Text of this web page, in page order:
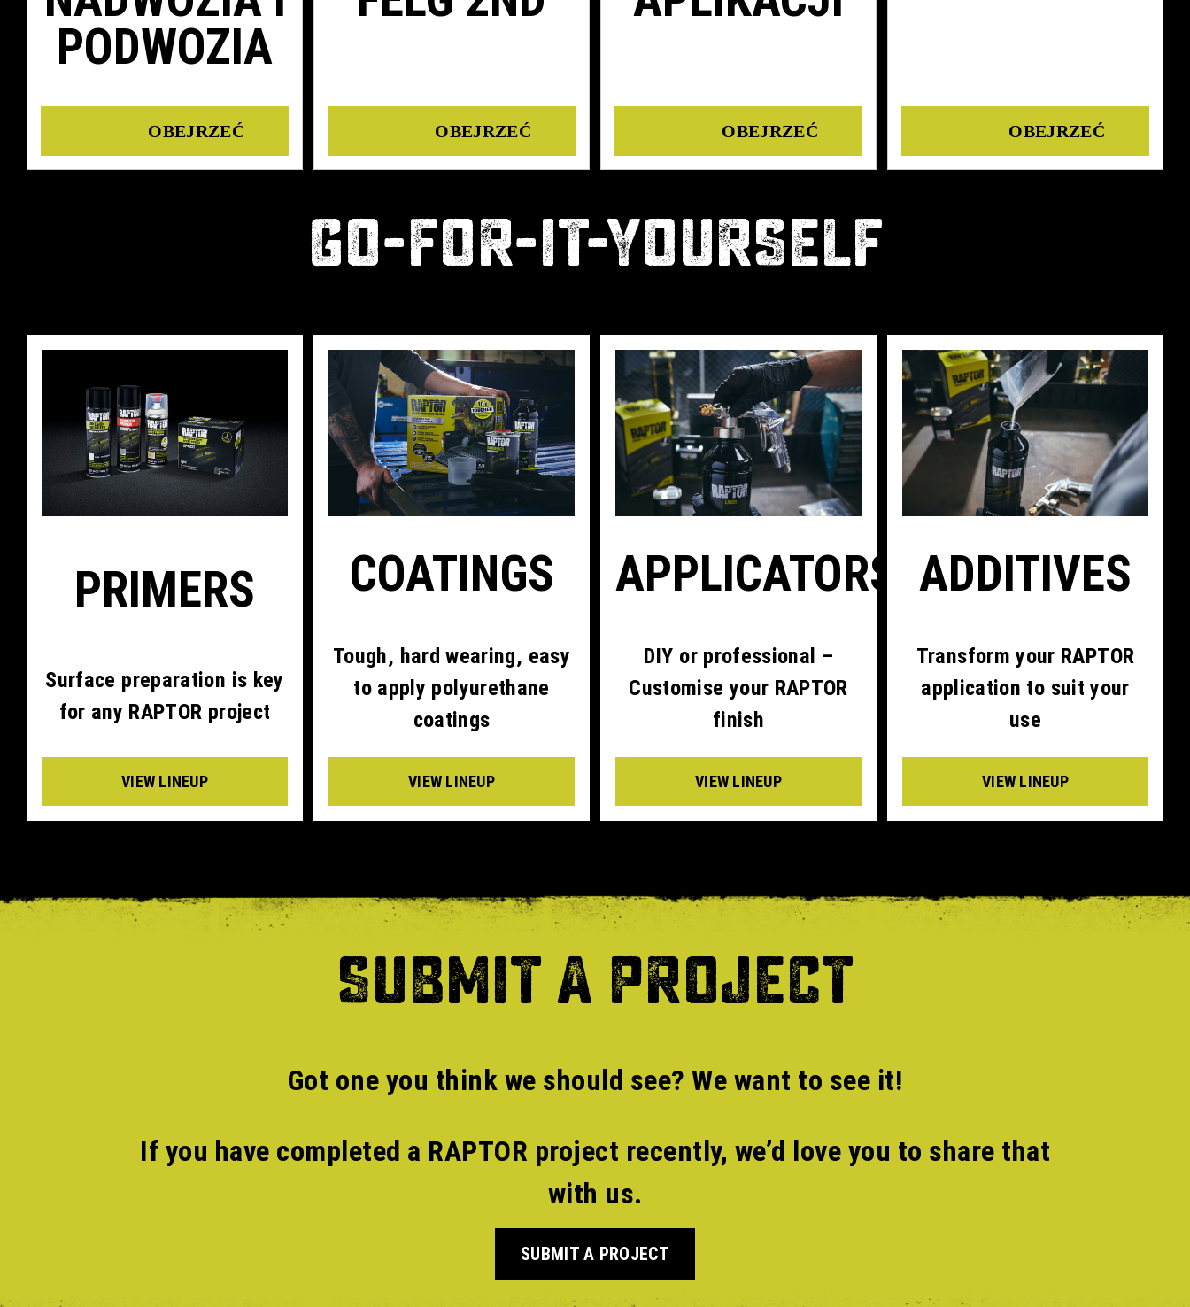
PODWOZIA
Details Details Details Details
GO-FOR-IT-YOURSELF
PRIMERS
Surface preparation is key
for any RAPTOR project
VIEW LINEUP
COATINGS
Tough, hard wearing, easy
to apply polyurethane
coatings
VIEW LINEUP
APPLICATORS
DIY or professional –
Customise your RAPTOR
finish
VIEW LINEUP
ADDITIVES
Transform your RAPTOR
application to suit your
use
VIEW LINEUP
SUBMIT A PROJECT
Got one you think we should see? We want to see it!
If you have completed a RAPTOR project recently, we’d love you to share that
with us.
SUBMIT A PROJECT